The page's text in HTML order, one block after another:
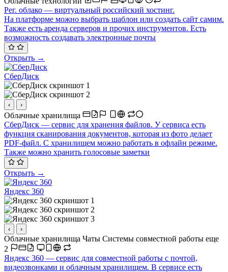
Рег. облако — виртуальный российский хостинг.
На платформе можно выбрать шаблон или создать сайт самим.
Также есть аренда серверов и прочих инструментов. Есть
возможность создавать электронные почты
Открыть →
СберДиск
‹ ›
Облачные хранилища
СберДиск — сервис для хранения файлов. У сервиса есть
функция сканирования документов, которая из фото делает
PDF-файл. С хранилищем можно работать в офлайн режиме.
Также можно хранить голосовые заметки
Открыть →
Яндекс 360
‹ ›
Облачные хранилища Чаты Системы совместной работы еще
2
Яндекс 360 — сервис для совместной работы с почтой,
видеозвонками и облачным хранилищем. В сервисе есть